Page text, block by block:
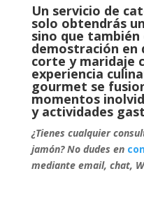
Un servicio de
solo obtendrás
sino que
demostración en
corte y maridaje
experiencia
gourmet se
momentos
y actividades
¿Tienes cualquier
jamón? No dudes en
mediante email, chat,